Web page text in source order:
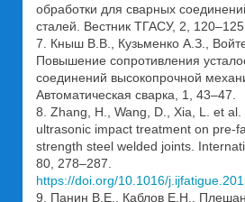
обработки для сварных
сталей. Вестник ТГАСУ, 2, 120–125.
7. Кныш В.В., Кузьменко А.З.,
Повышение сопротивления
соединений высокопрочной
Автоматическая сварка, 1, 43–47.
8. Zhang, H., Wang, D., Xia, L. et
ultrasonic impact treatment on pre-
strength steel welded joints.
80, 278–287.
https://doi.org/10.1016/
9. Панин В.Е., Каблов Е.Н.,